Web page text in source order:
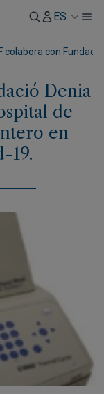
ES
colabora con
Denia
de
en
19.